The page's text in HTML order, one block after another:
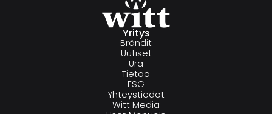
Yritys
Brändit
Uutiset
Ura
Tietoa
ESG
Yhteystiedot
Witt Media